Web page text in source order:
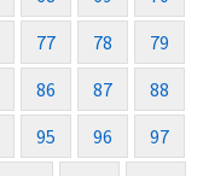
77 78
79
86 87
88
95 96
97